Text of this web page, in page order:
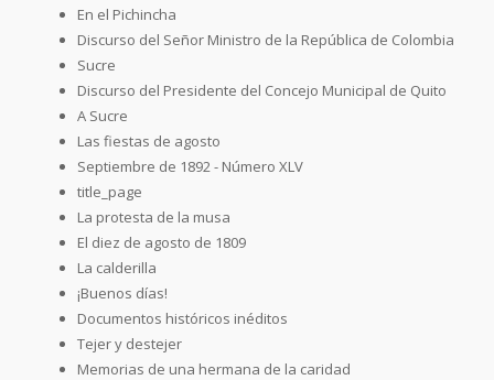
En el Pichincha
Discurso del Señor Ministro de la República de Colombia
Sucre
Discurso del Presidente del Concejo Municipal de Quito
A Sucre
Las fiestas de agosto
Septiembre de 1892 - Número XLV
title_page
La protesta de la musa
El diez de agosto de 1809
La calderilla
¡Buenos días!
Documentos históricos inéditos
Tejer y destejer
Memorias de una hermana de la caridad